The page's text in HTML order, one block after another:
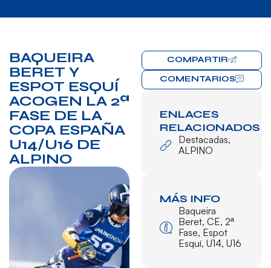
BAQUEIRA
BERET Y
ESPOT ESQUÍ
ACOGEN LA 2ª
FASE DE LA
COPA ESPAÑA
U14/U16 DE
ALPINO
COMPARTIR
COMENTARIOS
ENLACES
RELACIONADOS
Destacadas,
ALPINO
MÁS INFO
Baqueira
Beret, CE, 2ª
Fase, Espot
Esquí, U14, U16